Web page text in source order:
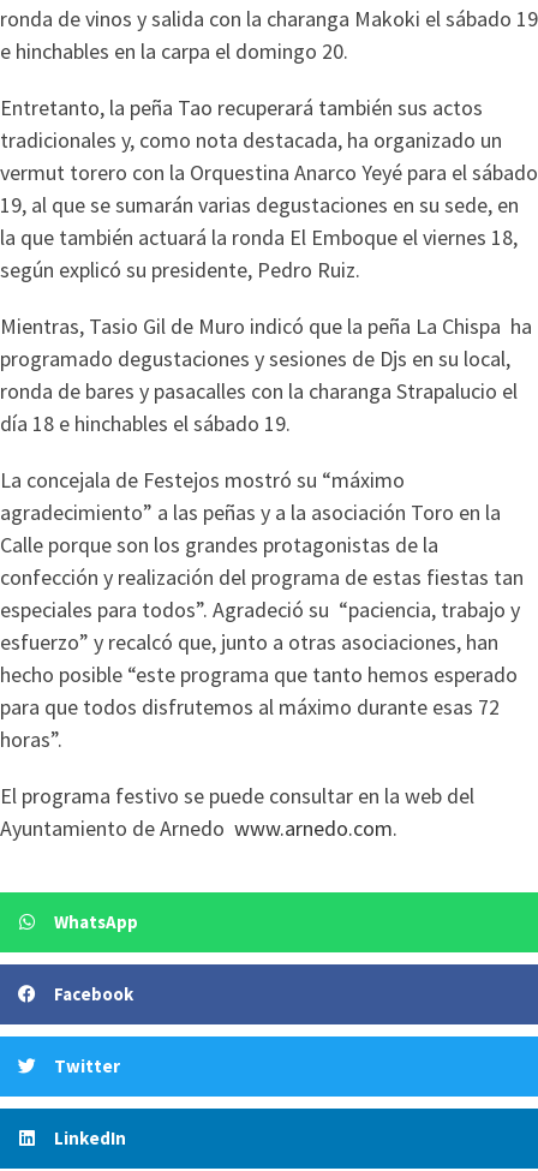
ronda de vinos y salida con la charanga Makoki el sábado 19
e hinchables en la carpa el domingo 20.
Entretanto, la peña Tao recuperará también sus actos
tradicionales y, como nota destacada, ha organizado un
vermut torero con la Orquestina Anarco Yeyé para el sábado
19, al que se sumarán varias degustaciones en su sede, en
la que también actuará la ronda El Emboque el viernes 18,
según explicó su presidente, Pedro Ruiz.
Mientras, Tasio Gil de Muro indicó que la peña La Chispa ha
programado degustaciones y sesiones de Djs en su local,
ronda de bares y pasacalles con la charanga Strapalucio el
día 18 e hinchables el sábado 19.
La concejala de Festejos mostró su “máximo
agradecimiento” a las peñas y a la asociación Toro en la
Calle porque son los grandes protagonistas de la
confección y realización del programa de estas fiestas tan
especiales para todos”. Agradeció su “paciencia, trabajo y
esfuerzo” y recalcó que, junto a otras asociaciones, han
hecho posible “este programa que tanto hemos esperado
para que todos disfrutemos al máximo durante esas 72
horas”.
El programa festivo se puede consultar en la web del
Ayuntamiento de Arnedo www.arnedo.com.
WhatsApp
Facebook
Twitter
LinkedIn